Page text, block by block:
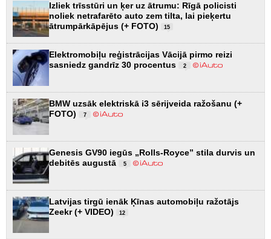
Izliek trīsstūri un ķer uz ātrumu: Rīgā policisti
noliek netrafarēto auto zem tilta, lai pieķertu
ātrumpārkāpējus (+ FOTO)
15
Elektromobiļu reģistrācijas Vācijā pirmo reizi
sasniedz gandrīz 30 procentus
2
BMW uzsāk elektriskā i3 sērijveida ražošanu (+
FOTO)
7
Genesis GV90 iegūs „Rolls-Royce” stila durvis un
debitēs augustā
5
Latvijas tirgū ienāk Ķīnas automobiļu ražotājs
Zeekr (+ VIDEO)
12